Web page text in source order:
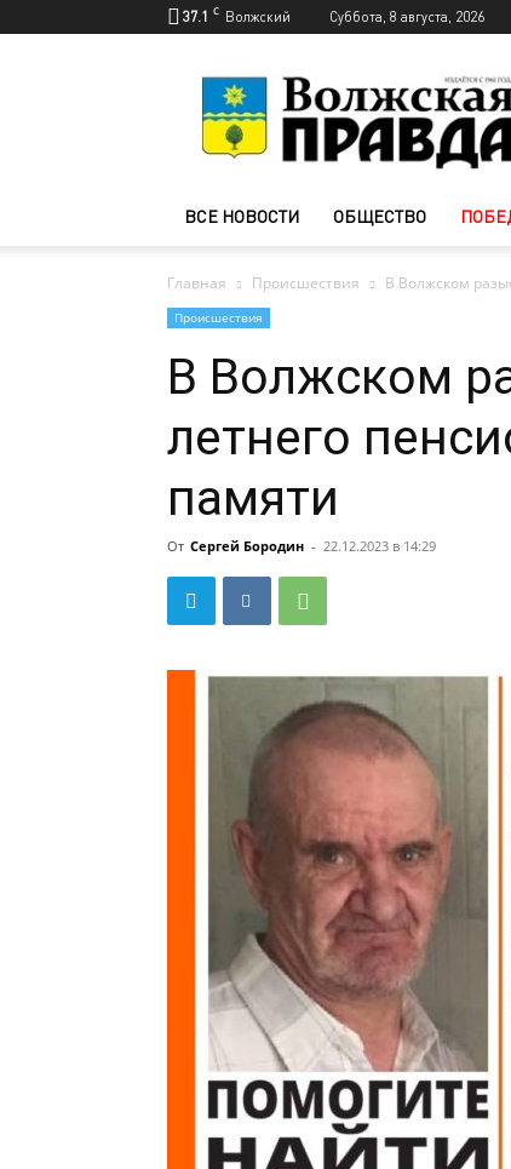
37.1 C Волжский Суббота, 8 августа, 2026
Волжского
—
Волжская
ВСЕ НОВОСТИ ОБЩЕСТВО
Главная Происшествия В Волжском
Происшествия
В Волжском
летнего
памяти
От Сергей Бородин - 22.12.2023 в 14:29